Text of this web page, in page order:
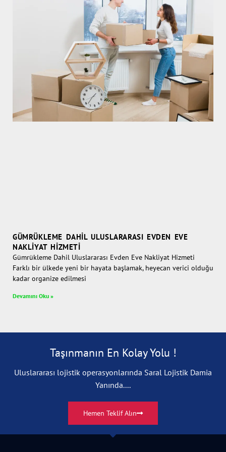
GÜMRÜKLEME DAHIL ULUSLARARASI EVDEN EVE
NAKLIYAT HIZMETI
Gümrükleme Dahil Uluslararası Evden Eve Nakliyat Hizmeti
Farklı bir ülkede yeni bir hayata başlamak, heyecan verici olduğu
kadar organize edilmesi
Devamını Oku »
Taşınmanın En Kolay Yolu !
Uluslararası lojistik operasyonlarında Saral Lojistik Damia
Yanında....
Hemen Teklif Alın